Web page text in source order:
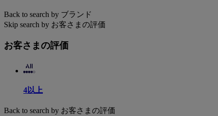
Back to search by ブランド
Skip search by お客さまの評価
お客さまの評価
4以上
Back to search by お客さまの評価